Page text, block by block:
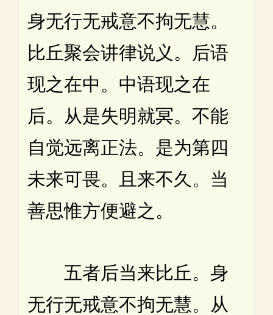
身无行无戒意不拘无慧。
比丘聚会讲律说义。后语
现之在中。中语现之在
后。从是失明就冥。不能
自觉远离正法。是为第四
未来可畏。且来不久。当
善思惟方便避之。
五者后当来比丘。身
无行无戒意不拘无慧。从